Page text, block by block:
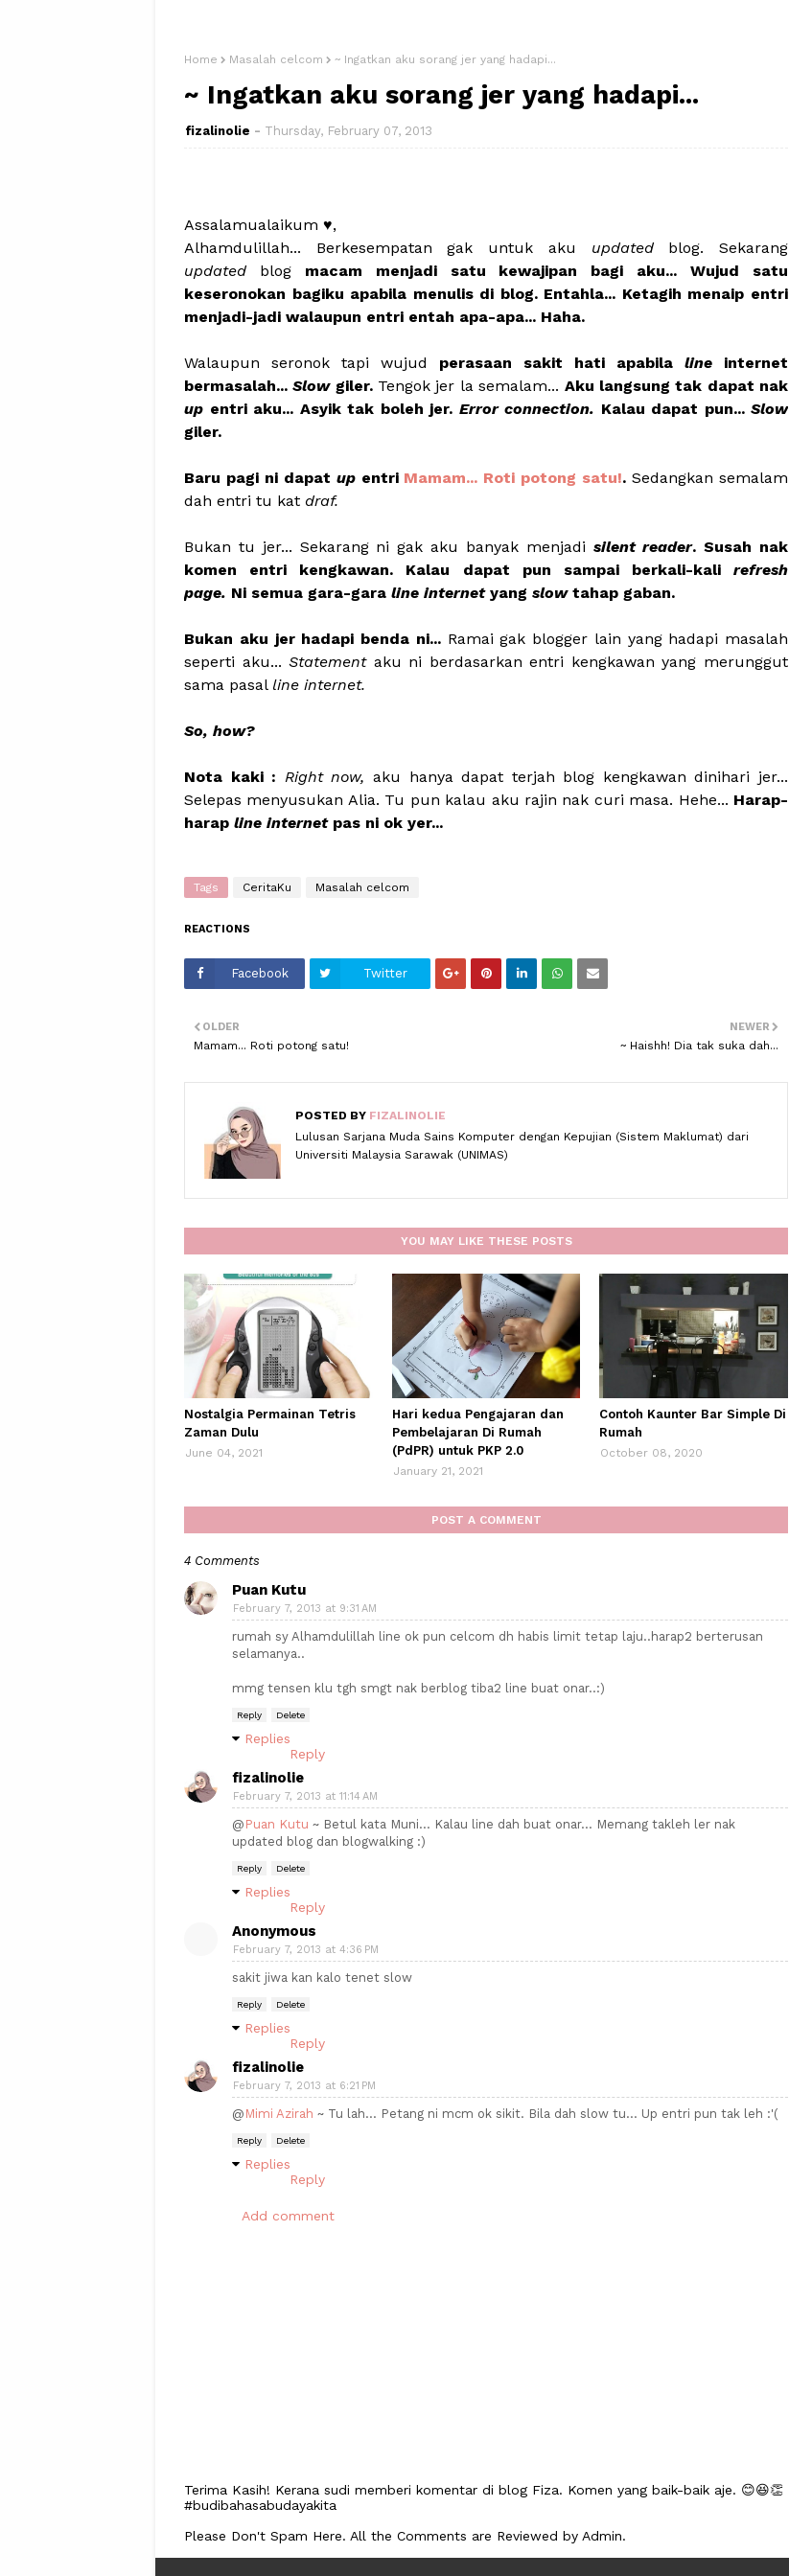
Home Masalah celcom ~ Ingatkan aku sorang jer yang hadapi...
~ Ingatkan aku sorang jer yang hadapi...
fizalinolie Thursday, February 07, 2013
Assalamualaikum ♥,
Alhamdulillah... Berkesempatan gak untuk aku updated blog. Sekarang
updated blog macam menjadi satu kewajipan bagi aku... Wujud satu
keseronokan bagiku apabila menulis di blog. Entahla... Ketagih menaip entri
menjadi-jadi walaupun entri entah apa-apa... Haha.
Walaupun seronok tapi wujud perasaan sakit hati apabila line internet
bermasalah...Slowgiler. Tengok jer la semalam... Aku langsung tak dapat nak
up entri aku... Asyik tak boleh jer. Error connection. Kalau dapat pun... Slow
giler.
Baru pagi ni dapat up entri Mamam... Roti potong satu!.Sedangkan semalam
dah entri tu kat draf.
Bukan tu jer... Sekarang ni gak aku banyak menjadi silent reader. Susah nak
komen entri kengkawan. Kalau dapat pun sampai berkali-kali refresh
page. Ni semua gara-gara line internet yang slow tahap gaban.
Bukan aku jer hadapi benda ni... Ramai gak blogger lain yang hadapi masalah
seperti aku...Statement aku ni berdasarkan entri kengkawan yang merunggut
sama pasal line internet.
So, how?
Nota kaki : Right now, aku hanya dapat terjah blog kengkawan dinihari jer...
Selepas menyusukan Alia. Tu pun kalau aku rajin nak curi masa. Hehe... Harap-
harap line internet pas ni ok yer...
Tags CeritaKu Masalah celcom
REACTIONS
Facebook Twitter
NEWER
~ Haishh! Dia tak suka dah...
OLDER
Mamam... Roti potong satu!
POSTED BY FIZALINOLIE
Lulusan Sarjana Muda Sains Komputer dengan Kepujian (Sistem Maklumat) dari
Universiti Malaysia Sarawak (UNIMAS)
YOU MAY LIKE THESE POSTS
Nostalgia Permainan Tetris
Zaman Dulu
June 04, 2021
Hari kedua Pengajaran dan
Pembelajaran Di Rumah
(PdPR) untuk PKP 2.0
January 21, 2021
Contoh Kaunter Bar Simple Di
Rumah
October 08, 2020
POST A COMMENT
4 Comments
Puan Kutu
February 7, 2013 at 9:31 AM
rumah sy Alhamdulillah line ok pun celcom dh habis limit tetap laju..harap2 berterusan
selamanya..
mmg tensen klu tgh smgt nak berblog tiba2 line buat onar..:)
Reply Delete
Replies
Reply
fizalinolie
February 7, 2013 at 11:14 AM
@ Puan Kutu ~ Betul kata Muni... Kalau line dah buat onar... Memang takleh ler nak
updated blog dan blogwalking :)
Reply Delete
Replies
Reply
Anonymous
February 7, 2013 at 4:36 PM
sakit jiwa kan kalo tenet slow
Reply Delete
Replies
Reply
fizalinolie
February 7, 2013 at 6:21 PM
@ Mimi Azirah ~ Tu lah... Petang ni mcm ok sikit. Bila dah slow tu... Up entri pun tak leh :'(
Reply Delete
Replies
Reply
Add comment
Terima Kasih! Kerana sudi memberi komentar di blog Fiza. Komen yang baik-baik aje. 😊😆👏
#budibahasabudayakita
Please Don't Spam Here. All the Comments are Reviewed by Admin.